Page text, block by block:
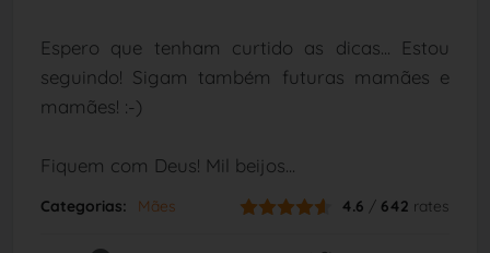
Espero que tenham curtido as dicas... Estou
seguindo! Sigam também futuras mamães e
mamães! :-)
Fiquem com Deus! Mil beijos...
Categorias: Mães 4.6 / 642 rates